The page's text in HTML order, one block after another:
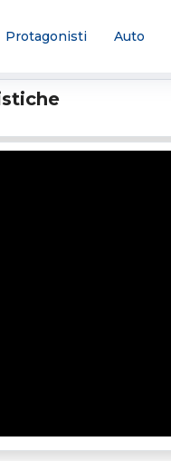
Protagonisti Auto